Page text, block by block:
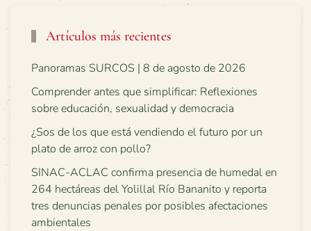
Artículos más recientes
Panoramas SURCOS | 8 de agosto de 2026
Comprender antes que simplificar: Reflexiones
sobre educación, sexualidad y democracia
¿Sos de los que está vendiendo el futuro por un
plato de arroz con pollo?
SINAC-ACLAC confirma presencia de humedal en
264 hectáreas del Yolillal Río Bananito y reporta
tres denuncias penales por posibles afectaciones
ambientales